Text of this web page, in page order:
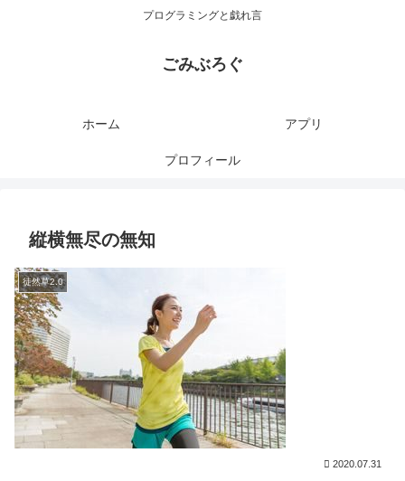
プログラミングと戯れ言
ごみぶろぐ
ホーム アプリ
プロフィール
縦横無尽の無知
徒然草2.0
2020.07.31